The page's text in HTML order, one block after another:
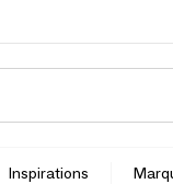
Inspirations